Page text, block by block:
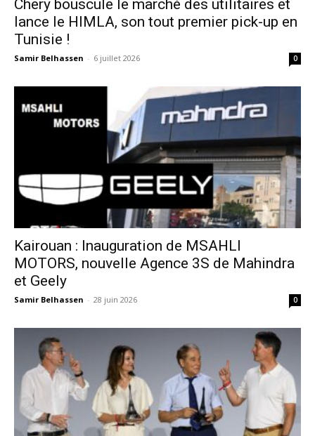
Chery bouscule le marché des utilitaires et
lance le HIMLA, son tout premier pick-up en
Tunisie !
Samir Belhassen - 6 juillet 2026 0
Kairouan : Inauguration de MSAHLI
MOTORS, nouvelle Agence 3S de Mahindra
et Geely
Samir Belhassen - 28 juin 2026 0